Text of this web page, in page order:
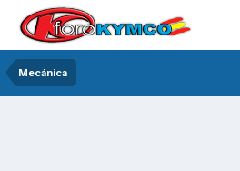
Mecánica